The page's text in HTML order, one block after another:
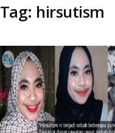
Tag: hirsutism